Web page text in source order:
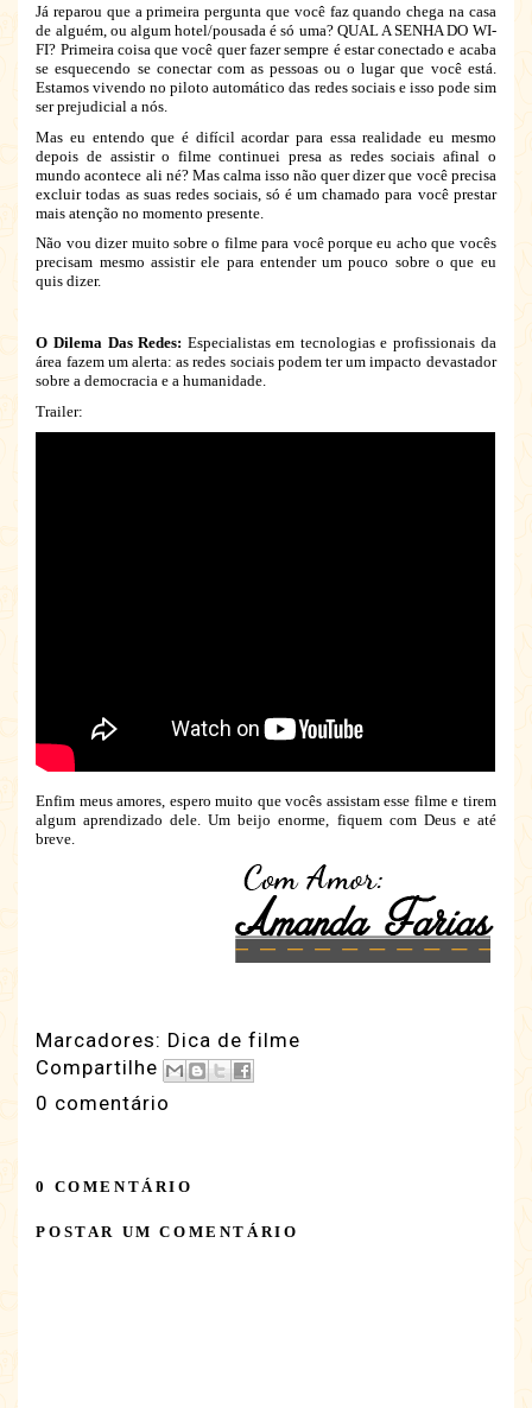
Já reparou que a primeira pergunta que você faz quando chega na casa
de alguém, ou algum hotel/pousada é só uma? QUAL A SENHA DO WI-
FI? Primeira coisa que você quer fazer sempre é estar conectado e acaba
se esquecendo se conectar com as pessoas ou o lugar que você está.
Estamos vivendo no piloto automático das redes sociais e isso pode sim
ser prejudicial a nós.
Mas eu entendo que é difícil acordar para essa realidade eu mesmo
depois de assistir o filme continuei presa as redes sociais afinal o
mundo acontece ali né? Mas calma isso não quer dizer que você precisa
excluir todas as suas redes sociais, só é um chamado para você prestar
mais atenção no momento presente.
Não vou dizer muito sobre o filme para você porque eu acho que vocês
precisam mesmo assistir ele para entender um pouco sobre o que eu
quis dizer.
O Dilema Das Redes: Especialistas em tecnologias e profissionais da
área fazem um alerta: as redes sociais podem ter um impacto devastador
sobre a democracia e a humanidade.
Trailer:
Enfim meus amores, espero muito que vocês assistam esse filme e tirem
algum aprendizado dele. Um beijo enorme, fiquem com Deus e até
breve.
Marcadores: Dica de filme
Compartilhe
0 comentário
0 COMENTÁRIO
POSTAR UM COMENTÁRIO